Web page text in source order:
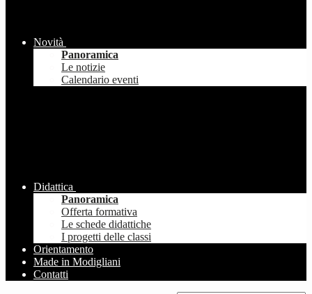
Novità
Panoramica
Le notizie
Calendario eventi
Didattica
Panoramica
Offerta formativa
Le schede didattiche
I progetti delle classi
Orientamento
Made in Modigliani
Contatti